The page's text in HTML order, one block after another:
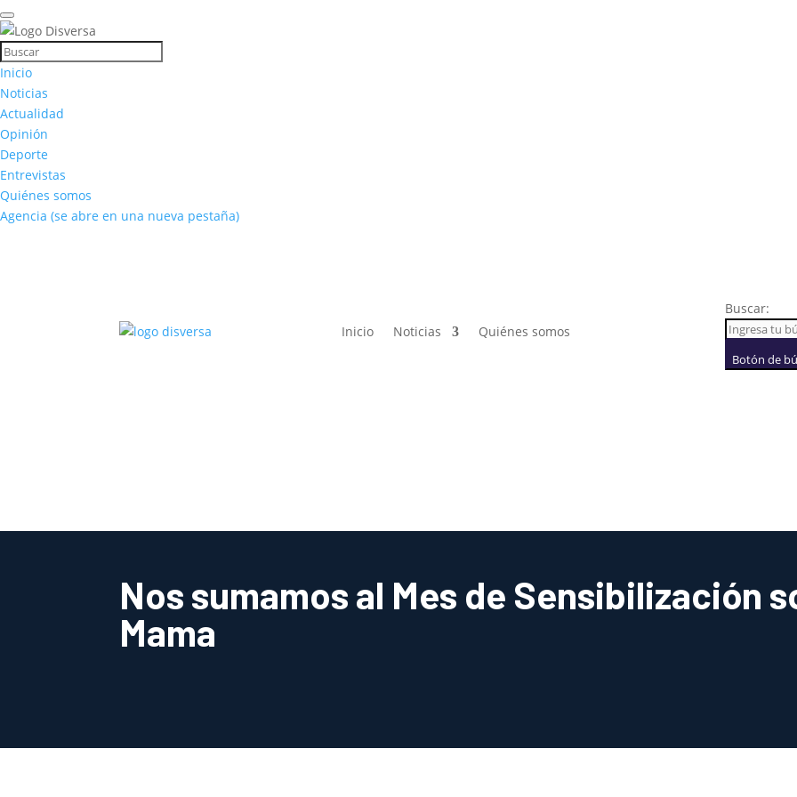
Inicio
Noticias
Actualidad
Opinión
Deporte
Entrevistas
Quiénes somos
Agencia (se abre en una nueva pestaña)
Inicio Noticias Quiénes somos
Buscar:
Botón de
Nos sumamos al Mes de Sensibilización
Mama